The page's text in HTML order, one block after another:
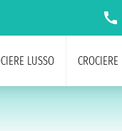
LUSSO CROCIERE